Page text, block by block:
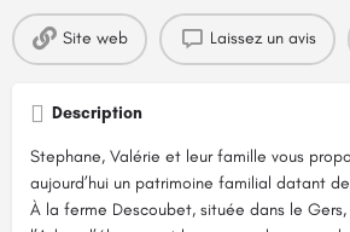
Site web Laissez un avis
Description
Stephane, Valérie et leur famille vous
aujourd’hui un patrimoine familial datant
À la ferme Descoubet, située dans le